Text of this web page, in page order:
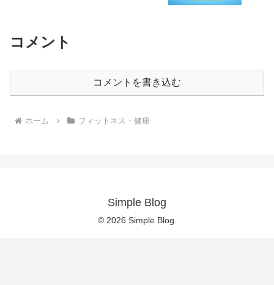
コメント
コメントを書き込む
ホーム フィットネス・健康
Simple Blog
© 2026 Simple Blog.